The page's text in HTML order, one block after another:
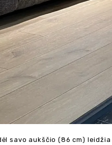
savo aukščio (86 cm)